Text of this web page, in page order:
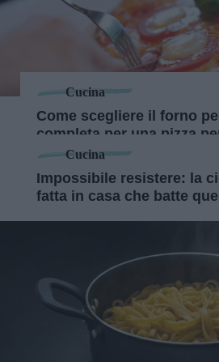
Cucina
Come scegliere il forno
completa per una pizza
Cucina
Impossibile resistere: la
fatta in casa che batte